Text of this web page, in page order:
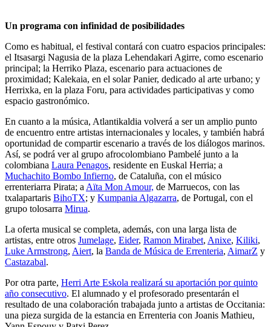
Un programa con infinidad de posibilidades
Como es habitual, el festival contará con cuatro espacios principales:
el Itsasargi Nagusia de la plaza Lehendakari Agirre, como escenario
principal; la Herriko Plaza, escenario para actuaciones de
proximidad; Kalekaia, en el solar Panier, dedicado al arte urbano; y
Herrixka, en la plaza Foru, para actividades participativas y como
espacio gastronómico.
En cuanto a la música, Atlantikaldia volverá a ser un amplio punto
de encuentro entre artistas internacionales y locales, y también habrá
oportunidad de compartir escenario a través de los diálogos marinos.
Así, se podrá ver al grupo afrocolombiano Pambelé junto a la
colombiana Laura Penagos, residente en Euskal Herria; a
Muchachito Bombo Infierno, de Cataluña, con el músico
errenteriarra Pirata; a Aïta Mon Amour, de Marruecos, con las
txalapartaris BihoTX; y Kumpania Algazarra, de Portugal, con el
grupo tolosarra Mirua.
La oferta musical se completa, además, con una larga lista de
artistas, entre otros Jumelage, Eider, Ramon Mirabet, Anixe, Kiliki,
Luke Armstrong, Aiert, la Banda de Música de Errenteria, AimarZ y
Castazabal.
Por otra parte, Herri Arte Eskola realizará su aportación por quinto
año consecutivo. El alumnado y el profesorado presentarán el
resultado de una colaboración trabajada junto a artistas de Occitania:
una pieza surgida de la estancia en Errenteria con Joanis Mathieu,